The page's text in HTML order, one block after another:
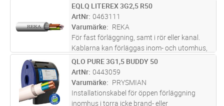
fast förläggning i både inom- och
utomhusmiljöer. Kabeln är uppbyggd med
entrådiga ledare, aluminiumband och
förte...läs mer
M Lägg i kundvagn
EQLQ LITEREX 3G2,5 R50
ArtNr 0463111
Varumärke
REKA
För fast förläggning, samt i rör eller kanal.
Kablarna kan förläggas inom- och utomhus,
dock ej i vatten. Vid förläggning i mark ska
kabeln förses med extra skydd mot
mekaniska påkänningar. Al-skärm
M Lägg i kundvagn
QLO PURE 3G1,5 BUDDY 50
ArtNr 0443059
Varumärke
PRYSMIAN
Installationskabel för öppen förläggning
inomhus i torra icke brand- eller